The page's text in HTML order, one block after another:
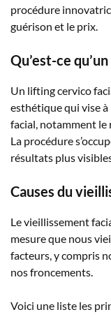
procédure
guérison et le prix.
Qu’est-ce
Un lifting cervico
esthétique qui vise
facial, notamment le
La procédure
résultats plus
Causes du
Le vieillissement
mesure que nous
facteurs, y compris
nos froncements.
Voici une liste les